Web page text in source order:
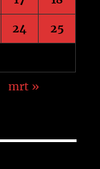
24 25
mrt »